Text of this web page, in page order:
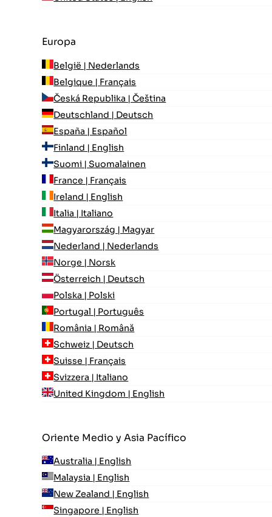
Europa
België | Nederlands
Belgique | Français
Česká Republika | Čeština
Deutschland | Deutsch
España | Español
Finland | English
Suomi | Suomalainen
France | Français
Ireland | English
Italia | Italiano
Magyarország | Magyar
Nederland | Nederlands
Norge | Norsk
Österreich | Deutsch
Polska | Polski
Portugal | Português
România | Română
Schweiz | Deutsch
Suisse | Français
Svizzera | Italiano
United Kingdom | English
Oriente Medio y Asia Pacífico
Australia | English
Malaysia | English
New Zealand | English
Singapore | English